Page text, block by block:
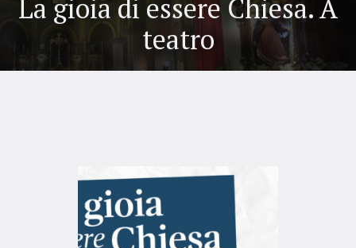
La gioia di essere Chiesa. A
teatro